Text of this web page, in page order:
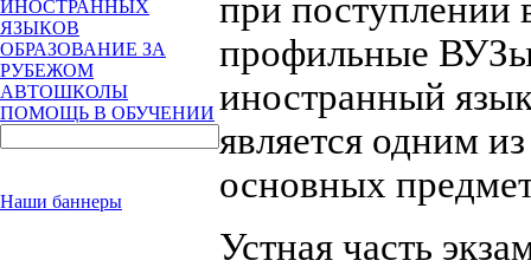
ИНОСТРАННЫХ
ЯЗЫКОВ
ОБРАЗОВАНИЕ ЗА
РУБЕЖОМ
АВТОШКОЛЫ
ПОМОЩЬ В ОБУЧЕНИИ
Наши баннеры
при поступлении
профильные
иностранный
является одним из
основных
Устная часть